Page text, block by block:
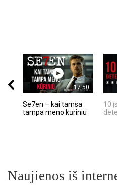
17:50
Se7en – kai tamsa
tampa meno kūriniu
10
Naujienos iš